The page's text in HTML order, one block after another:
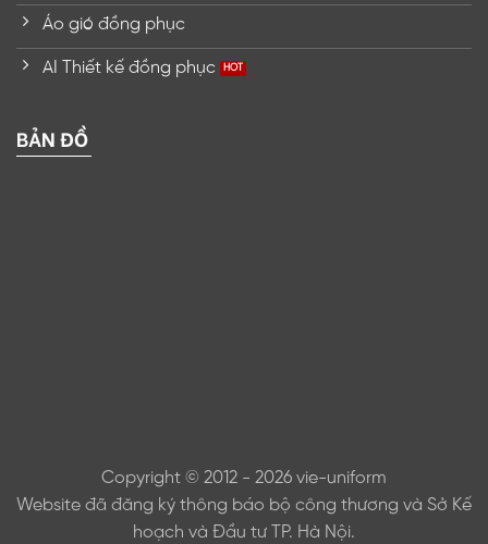
Áo gió đồng phục
AI Thiết kế đồng phục
BẢN ĐỒ
Copyright © 2012 - 2026 vie-uniform
Website đã đăng ký thông báo bộ công thương và Sở Kế
hoạch và Đầu tư TP. Hà Nội.